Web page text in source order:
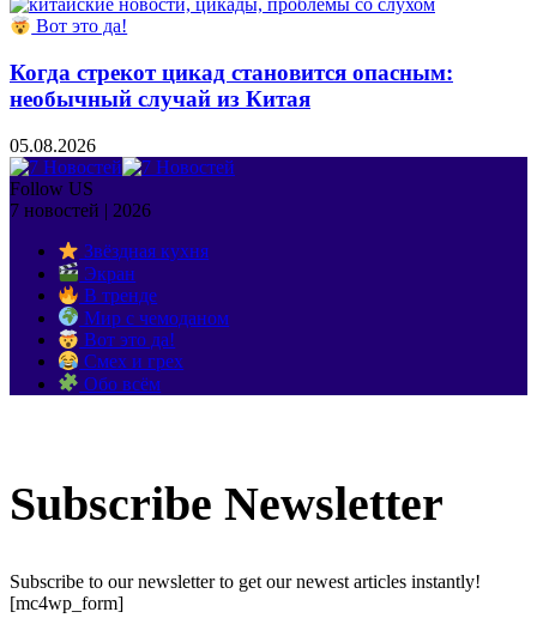
Вот это да!
Когда стрекот цикад становится опасным:
необычный случай из Китая
05.08.2026
Follow US
7 новостей | 2026
Звёздная кухня
Экран
В тренде
Мир с чемоданом
Вот это да!
Смех и грех
Обо всём
Subscribe Newsletter
Subscribe to our newsletter to get our newest articles instantly!
[mc4wp_form]